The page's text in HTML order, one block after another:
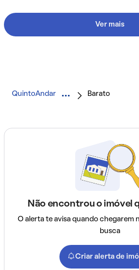
Ver mais
QuintoAndar Barato
Não encontrou o imóvel
O alerta te avisa quando chegarem
busca
Criar alerta de